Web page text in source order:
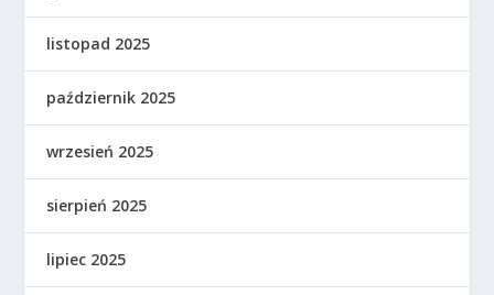
listopad 2025
październik 2025
wrzesień 2025
sierpień 2025
lipiec 2025